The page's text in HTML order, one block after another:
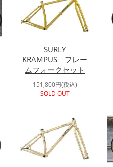
SURLY
KRAMPUS フレー
ムフォークセット
151,800円(税込)
SOLD OUT